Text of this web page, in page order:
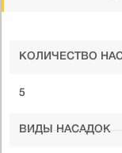
КОЛИЧЕСТВО
5
ВИДЫ НАСАДОК